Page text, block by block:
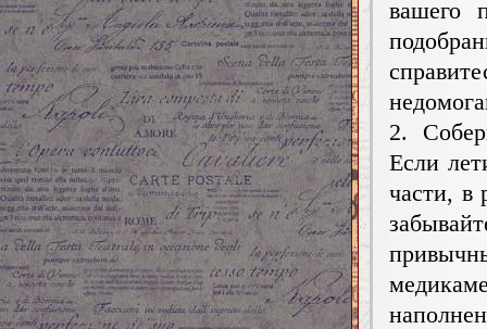
вашего
2.
Если
части, в